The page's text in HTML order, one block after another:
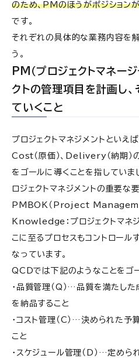
の違い
の関わりが多く、企
求められるため、自
野のスペシャリスト
PM（プロジェクトマネージ
PM（プロジェクトマ
円
PL（プロジェクトリ
のため、PMのほうがポジション
です。
それぞれの具体的な業務内容を
う。
PM（プロジェクトマネー
クトの管理項目を計画し
ていくこと
プロジェクトマネジメントといえ
Cost（原価）、Delivery（納期）
をゴールに導くことを指していま
ロジェクトマネジメントの重要な
PMBOK（Project
Knowledge：プロジェクトマネジ
こに至るプロセスもコントロール
なっています。
QCDでは下記のようなことをゴ
・品質管理（Q）…品質を満たした
を納品すること
・コスト管理（C）…決められた予
こと
・スケジュール管理（D）…定め